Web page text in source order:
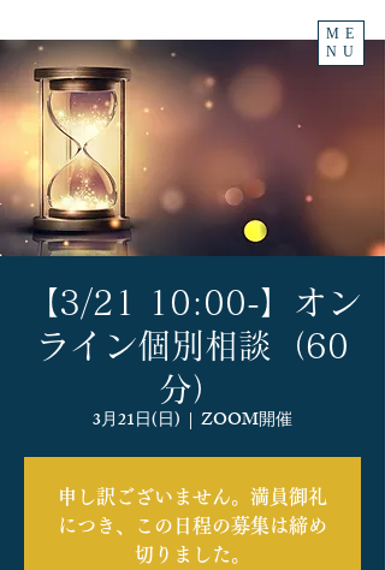
ME
NU
【3/21 10:00-】オン
ライン個別相談（60
分）
3月21日(日)
  |
ZOOM開催
申し訳ございません。満員御礼
につき、この日程の募集は締め
切りました。